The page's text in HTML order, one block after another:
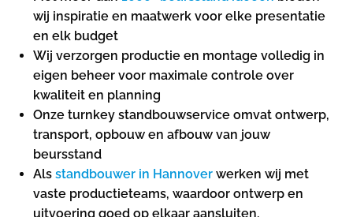
wij inspiratie en maatwerk voor elke presentatie
en elk budget
Wij verzorgen productie en montage volledig in
eigen beheer voor maximale controle over
kwaliteit en planning
Onze turnkey standbouwservice omvat ontwerp,
transport, opbouw en afbouw van jouw
beursstand
Als standbouwer in Hannover werken wij met
vaste productieteams, waardoor ontwerp en
uitvoering goed op elkaar aansluiten.